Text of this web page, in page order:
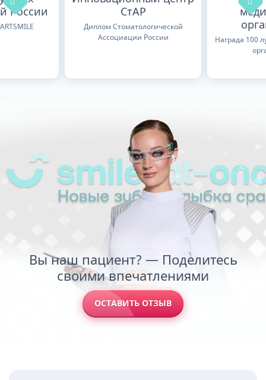
России
СтАР
Диплом Стоматологической
Ассоциации России
Награда 100
Вы наш пациент? — Поделитесь
своими впечатлениями
ОСТАВИТЬ ОТЗЫВ